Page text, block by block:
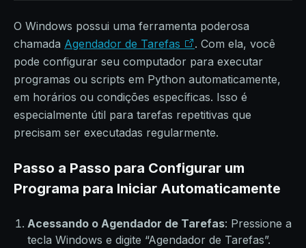
O Windows possui uma ferramenta poderosa
chamada Agendador de Tarefas
. Com ela, você
pode configurar seu computador para executar
programas ou scripts em Python automaticamente,
em horários ou condições específicas. Isso é
especialmente útil para tarefas repetitivas que
precisam ser executadas regularmente.
Passo a Passo para Configurar um
Programa para Iniciar Automaticamente
Acessando o Agendador de Tarefas: Pressione a
tecla Windows e digite “Agendador de Tarefas”.